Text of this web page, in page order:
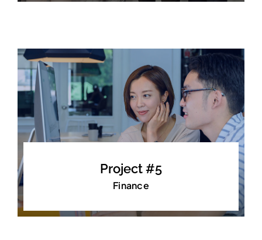
Project #5
Finance